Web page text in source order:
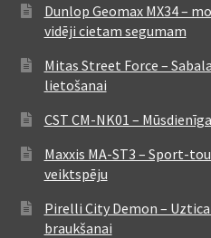
Dunlop Geomax MX34 –
vidēji cietam segumam
Mitas Street Force –
lietošanai
CST CM-NK01 –
Maxxis MA-ST3 – Sport-
veiktspēju
Pirelli City Demon –
braukšanai